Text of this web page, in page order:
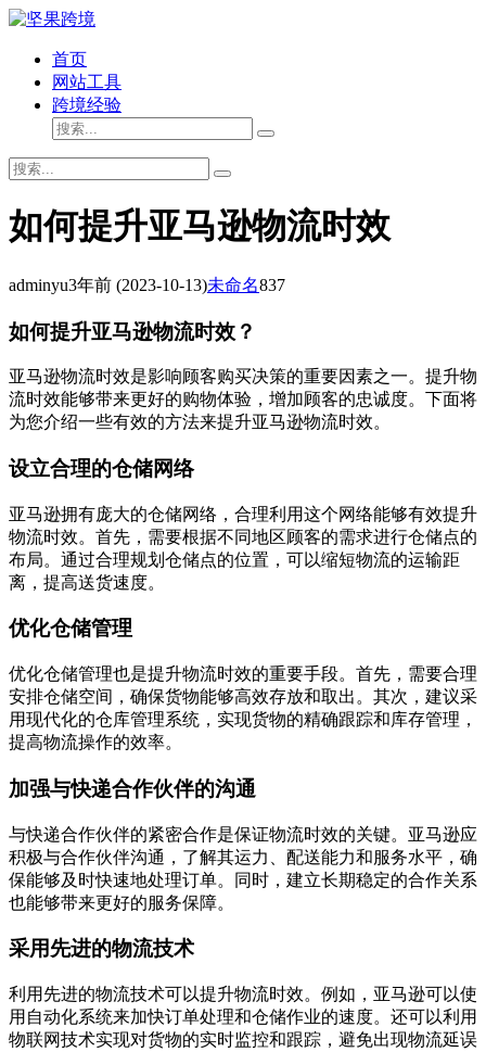
首页
网站工具
跨境经验
如何提升亚马逊物流时效
adminyu3年前 (2023-10-13)未命名837
如何提升亚马逊物流时效？
亚马逊物流时效是影响顾客购买决策的重要因素之一。提升物
流时效能够带来更好的购物体验，增加顾客的忠诚度。下面将
为您介绍一些有效的方法来提升亚马逊物流时效。
设立合理的仓储网络
亚马逊拥有庞大的仓储网络，合理利用这个网络能够有效提升
物流时效。首先，需要根据不同地区顾客的需求进行仓储点的
布局。通过合理规划仓储点的位置，可以缩短物流的运输距
离，提高送货速度。
优化仓储管理
优化仓储管理也是提升物流时效的重要手段。首先，需要合理
安排仓储空间，确保货物能够高效存放和取出。其次，建议采
用现代化的仓库管理系统，实现货物的精确跟踪和库存管理，
提高物流操作的效率。
加强与快递合作伙伴的沟通
与快递合作伙伴的紧密合作是保证物流时效的关键。亚马逊应
积极与合作伙伴沟通，了解其运力、配送能力和服务水平，确
保能够及时快速地处理订单。同时，建立长期稳定的合作关系
也能够带来更好的服务保障。
采用先进的物流技术
利用先进的物流技术可以提升物流时效。例如，亚马逊可以使
用自动化系统来加快订单处理和仓储作业的速度。还可以利用
物联网技术实现对货物的实时监控和跟踪，避免出现物流延误